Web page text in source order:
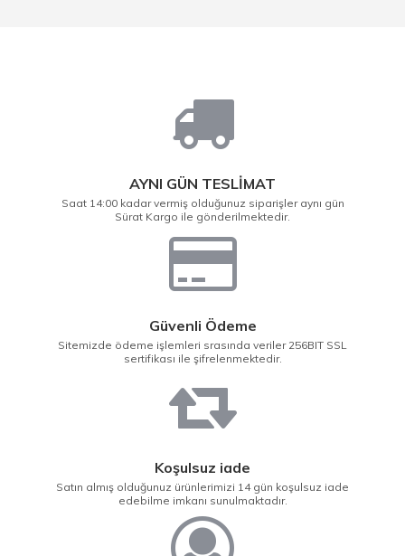
AYNI GÜN TESLİMAT
Saat 14:00 kadar vermiş olduğunuz siparişler aynı gün
Sürat Kargo ile gönderilmektedir.
Güvenli Ödeme
Sitemizde ödeme işlemleri srasında veriler 256BIT SSL
sertifikası ile şifrelenmektedir.
Koşulsuz iade
Satın almış olduğunuz ürünlerimizi 14 gün koşulsuz iade
edebilme imkanı sunulmaktadır.